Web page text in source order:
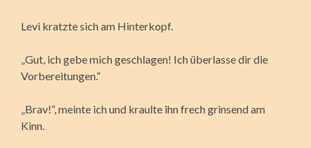
Levi kratzte sich am Hinterkopf.
„Gut, ich gebe mich geschlagen! Ich überlasse dir die
Vorbereitungen.“
„Brav!“, meinte ich und kraulte ihn frech grinsend am
Kinn.